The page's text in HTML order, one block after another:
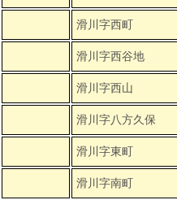
滑川字西町
滑川字西谷地
滑川字西山
滑川字八方久保
滑川字東町
滑川字南町